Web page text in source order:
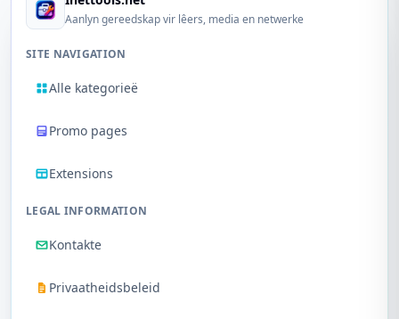
Aanlyn gereedskap vir lêers, media en netwerke
SITE NAVIGATION
Alle kategorieë
Promo pages
Extensions
LEGAL INFORMATION
Kontakte
Privaatheidsbeleid